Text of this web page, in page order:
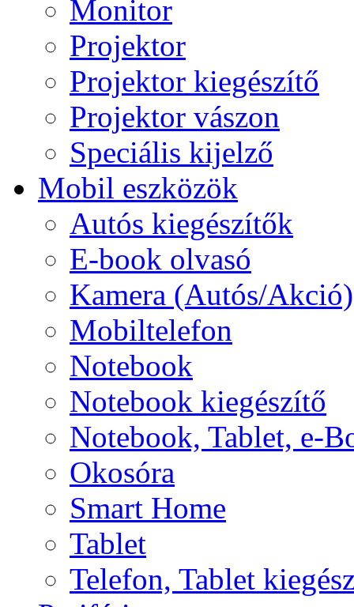
Monitor
Projektor
Projektor kiegészítő
Projektor vászon
Speciális kijelző
Mobil eszközök
Autós kiegészítők
E-book olvasó
Kamera (Autós/Akció)
Mobiltelefon
Notebook
Notebook kiegészítő
Notebook, Tablet, e-
Okosóra
Smart Home
Tablet
Telefon, Tablet